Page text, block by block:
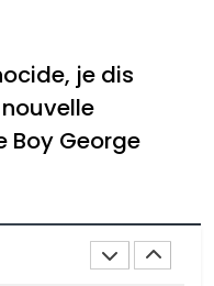
je dis
Boy George
– Vanessa
Stauber
La nouvelle
de Boy George